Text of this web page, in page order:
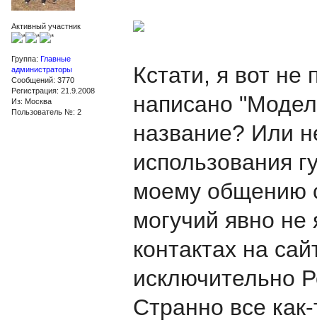
Активный участник
Группа: Главные
администраторы
Сообщений: 3770
Регистрация: 21.9.2008
Из: Москва
Пользователь №: 2
Кстати, я вот
написано
название? Или
использования
моему общению
могучий явно
контактах на
исключительно
Странно все